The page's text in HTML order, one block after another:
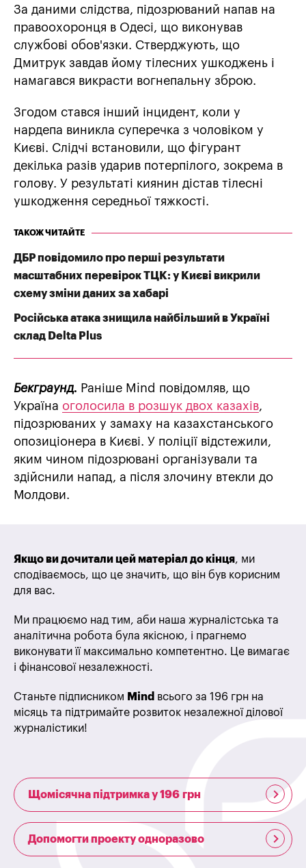
За даними слідства, підозрюваний напав на
правоохоронця в Одесі, що виконував
службові обов'язки. Стверджують, що
Дмитрук завдав йому тілесних ушкоджень і
намагався викрасти вогнепальну зброю.
Згодом стався інший інцидент, коли у
нардепа виникла суперечка з чоловіком у
Києві. Слідчі встановили, що фігурант
декілька разів ударив потерпілого, зокрема в
голову. У результаті киянин дістав тілесні
ушкодження середньої тяжкості.
ТАКОЖ ЧИТАЙТЕ
ДБР повідомило про перші результати
масштабних перевірок ТЦК: у Києві викрили
схему зміни даних за хабарі
Російська атака знищила найбільший в Україні
склад Delta Plus
Бекграунд. Раніше Mind повідомляв, що
Україна оголосила в розшук двох казахів,
підозрюваних у замаху на казахстанського
опозиціонера в Києві. У поліції відстежили,
яким чином підозрювані організували та
здійснили напад, а після злочину втекли до
Молдови.
Якщо ви дочитали цей матеріал до кінця, ми
сподіваємось, що це значить, що він був корисним
для вас.
Ми працюємо над тим, аби наша журналістська та
аналітична робота була якісною, і прагнемо
виконувати її максимально компетентно. Це вимагає
і фінансової незалежності.
Станьте підписником Mind всього за 196 грн на
місяць та підтримайте розвиток незалежної ділової
журналістики!
Щомісячна підтримка у 196 грн
Допомогти проекту одноразово